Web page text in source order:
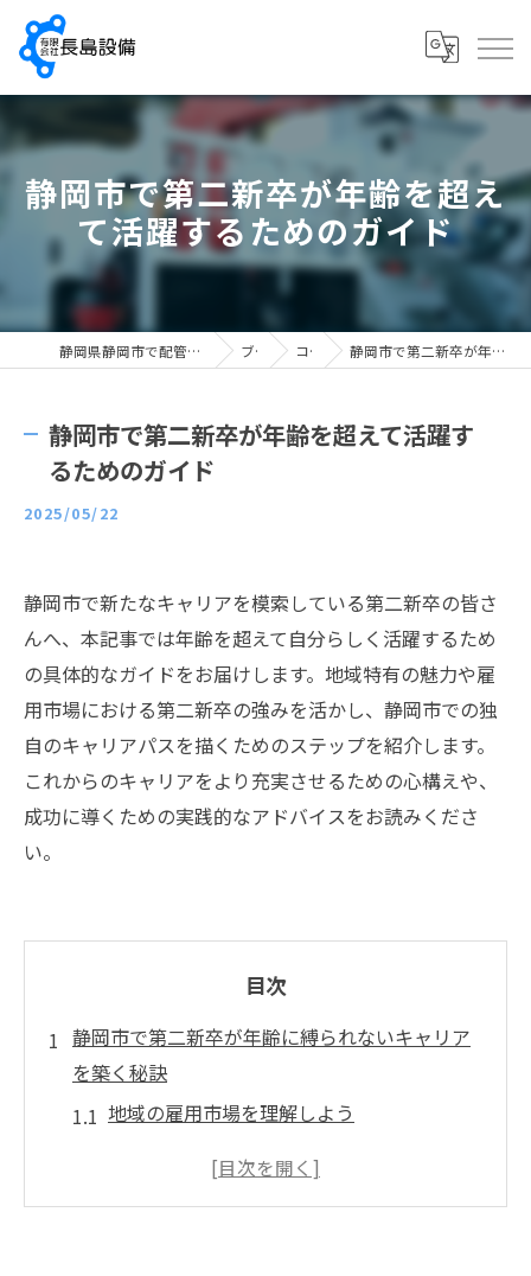
静岡市で第二新卒が年齢を超え
て活躍するためのガイド
静岡県静岡市で配管工の求人なら有限会社長島設備 ブログ コラム 静岡市で第二新卒が年齢を超えて活躍するためのガイド
静岡市で第二新卒が年齢を超えて活躍す
るためのガイド
2025/05/22
静岡市で新たなキャリアを模索している第二新卒の皆さ
んへ、本記事では年齢を超えて自分らしく活躍するため
の具体的なガイドをお届けします。地域特有の魅力や雇
用市場における第二新卒の強みを活かし、静岡市での独
自のキャリアパスを描くためのステップを紹介します。
これからのキャリアをより充実させるための心構えや、
成功に導くための実践的なアドバイスをお読みくださ
い。
目次
静岡市で第二新卒が年齢に縛られないキャリア
を築く秘訣
地域の雇用市場を理解しよう
キャリアチェンジのための準備方法